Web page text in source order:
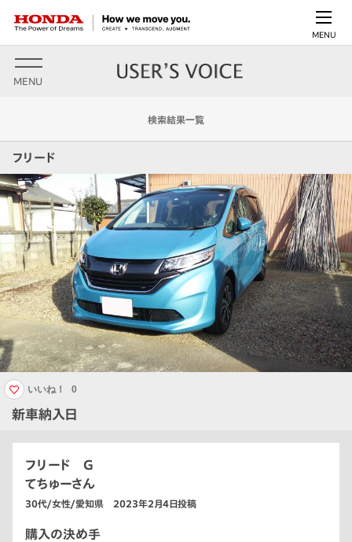
MENU
MENU
検索結果一覧
フリード
新車納入日
いいね！ 0
フリード G
てちゅーさん
30代/女性/愛知県 2023年2月4日投稿
購入の決め手